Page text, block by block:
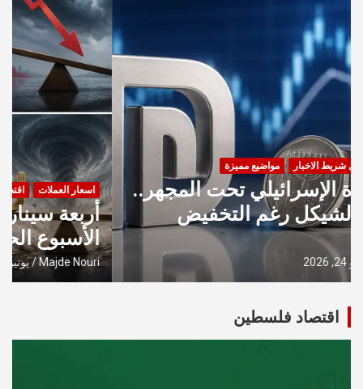
اقتصاد فلسطين ل شريط الاخبار
قرار الفائدة الإسرائيلي تحت المجهر..
هل يصمد الشيكل رغم التخفيض
المتوقع؟
Majde Nouri
اقتصاد فلسطين